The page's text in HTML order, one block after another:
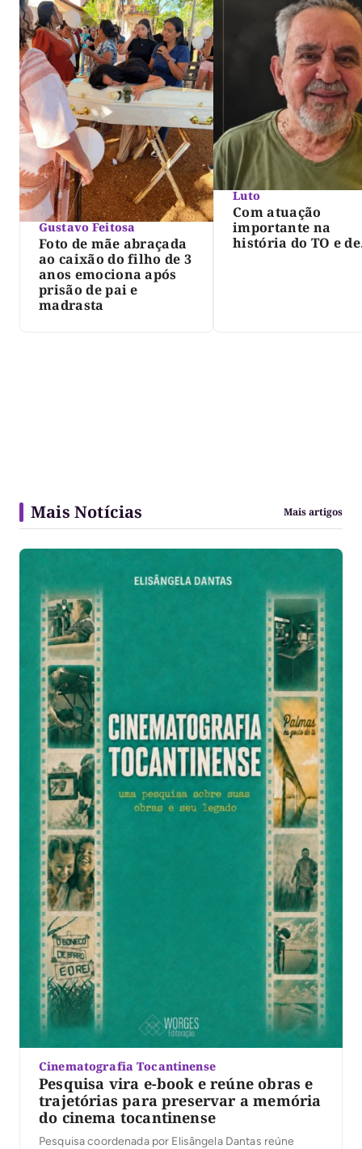
Gustavo Feitosa
Foto de mãe abraçada
ao caixão do filho de 3
anos emociona após
prisão de pai e
madrasta
Luto
Com atuação
importante na
história do TO e de
Mais Notícias Mais artigos
Cinematografia Tocantinense
Pesquisa vira e-book e reúne obras e
trajetórias para preservar a memória
do cinema tocantinense
Pesquisa coordenada por Elisângela Dantas reúne